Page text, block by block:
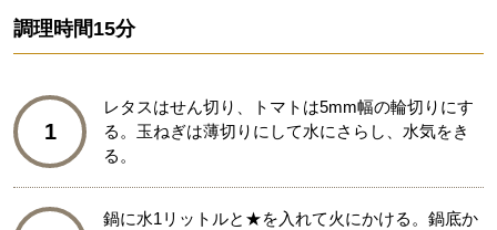
調理時間15分
1
レタスはせん切り、トマトは5mm幅の輪切りにす
る。玉ねぎは薄切りにして水にさらし、水気をき
る。
鍋に水1リットルと★を入れて火にかける。鍋底か